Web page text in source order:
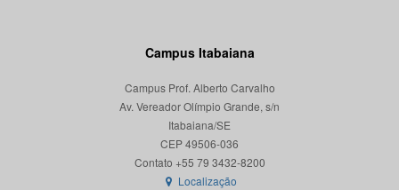
Campus Itabaiana
Campus Prof. Alberto Carvalho
Av. Vereador Olímpio Grande, s/n
Itabaiana/SE
CEP 49506-036
Localização